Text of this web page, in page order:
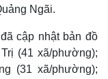
Ngãi.
cập nhật bản đồ
(41 xã/phường);
(31 xã/phường);